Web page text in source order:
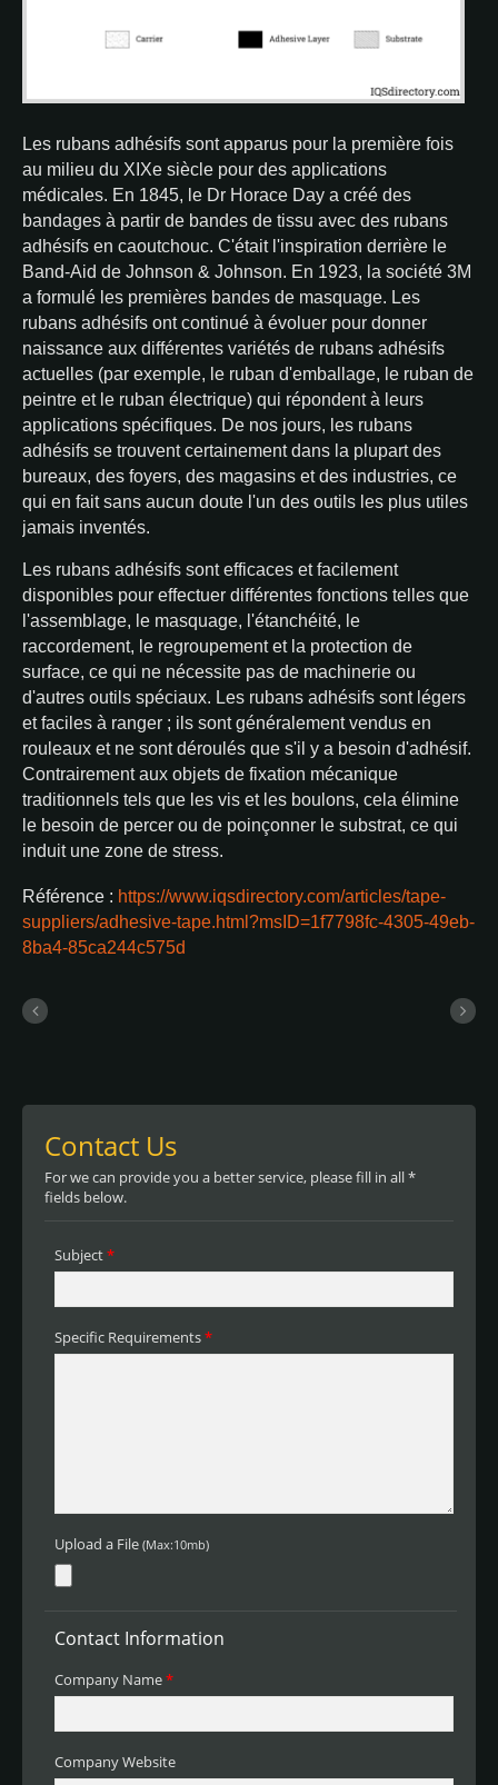
Les rubans adhésifs sont apparus pour la première fois
au milieu du XIXe siècle pour des applications
médicales. En 1845, le Dr Horace Day a créé des
bandages à partir de bandes de tissu avec des rubans
adhésifs en caoutchouc. C'était l'inspiration derrière le
Band-Aid de Johnson & Johnson. En 1923, la société 3M
a formulé les premières bandes de masquage. Les
rubans adhésifs ont continué à évoluer pour donner
naissance aux différentes variétés de rubans adhésifs
actuelles (par exemple, le ruban d'emballage, le ruban de
peintre et le ruban électrique) qui répondent à leurs
applications spécifiques. De nos jours, les rubans
adhésifs se trouvent certainement dans la plupart des
bureaux, des foyers, des magasins et des industries, ce
qui en fait sans aucun doute l'un des outils les plus utiles
jamais inventés.
Les rubans adhésifs sont efficaces et facilement
disponibles pour effectuer différentes fonctions telles que
l'assemblage, le masquage, l'étanchéité, le
raccordement, le regroupement et la protection de
surface, ce qui ne nécessite pas de machinerie ou
d'autres outils spéciaux. Les rubans adhésifs sont légers
et faciles à ranger ; ils sont généralement vendus en
rouleaux et ne sont déroulés que s'il y a besoin d'adhésif.
Contrairement aux objets de fixation mécanique
traditionnels tels que les vis et les boulons, cela élimine
le besoin de percer ou de poinçonner le substrat, ce qui
induit une zone de stress.
Référence : https://www.iqsdirectory.com/articles/tape-
suppliers/adhesive-tape.html?msID=1f7798fc-4305-49eb-
8ba4-85ca244c575d